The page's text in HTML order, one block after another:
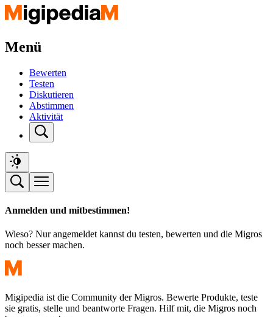
Menü
Bewerten
Testen
Diskutieren
Abstimmen
Aktivität
Anmelden und mitbestimmen!
Wieso? Nur angemeldet kannst du testen, bewerten und die Migros
noch besser machen.
Migipedia ist die Community der Migros. Bewerte Produkte, teste
sie gratis, stelle und beantworte Fragen. Hilf mit, die Migros noch